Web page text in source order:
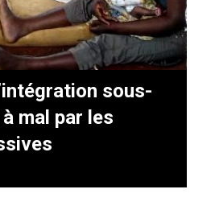
sous-
mal par les